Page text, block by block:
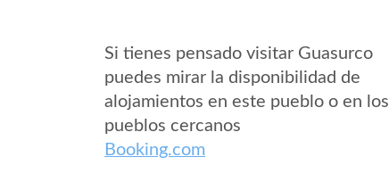
Si tienes pensado visitar Guasurco
puedes mirar la disponibilidad de
alojamientos en este pueblo o en los
pueblos cercanos
Booking.com